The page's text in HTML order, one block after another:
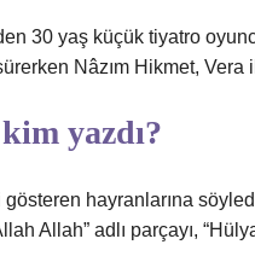
30 yaş küçük tiyatro
Nâzım Hikmet, Vera
yazdı?
hayranlarına
Allah” adlı parçayı,